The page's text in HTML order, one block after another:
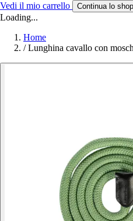
Vedi il mio carrello Continua lo
Loading...
Home
/ Lunghina cavallo con